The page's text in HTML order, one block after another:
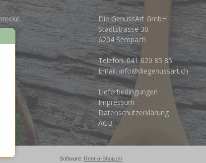
Die GenussArt GmbH
Stadtstrasse 30
6204 Sempach
Telefon:041 620 85 85
Email: info@diegenussart.ch
Lieferbedingungen
Impressum
Datenschutzerklärung
AGB
Software: Rent-a-Shop.ch